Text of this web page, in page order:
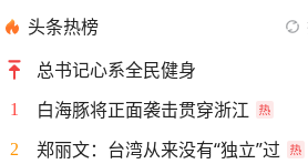
头条热榜
总书记心系全民健身
1 白海豚将正面袭击贯穿浙江
2 郑丽文：台湾从来没有“独立”过